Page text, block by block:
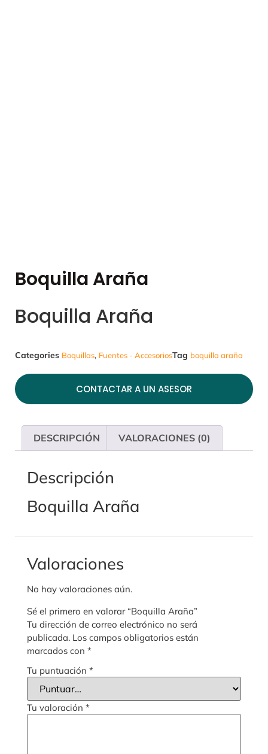
Boquilla Araña
Boquilla Araña
Categories Boquillas, Fuentes - AccesoriosTag boquilla araña
CONTACTAR A UN ASESOR
DESCRIPCIÓN VALORACIONES (0)
Descripción
Boquilla Araña
Valoraciones
No hay valoraciones aún.
Sé el primero en valorar “Boquilla Araña”
Tu dirección de correo electrónico no será
publicada. Los campos obligatorios están
marcados con *
Tu puntuación *
Tu valoración *